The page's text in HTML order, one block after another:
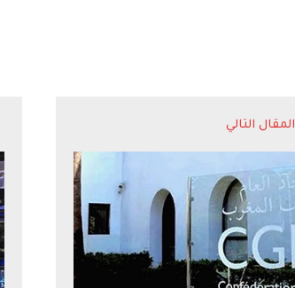
المقال التالي